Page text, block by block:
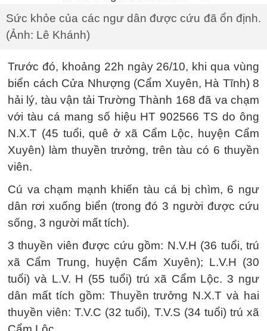
Sức khỏe của các ngư dân được cứu đã ổn định.
(Ảnh: Lê Khánh)
Trước đó, khoảng 22h ngày 26/10, khi qua vùng
biển cách Cửa Nhượng (Cẩm Xuyên, Hà Tĩnh) 8
hải lý, tàu vận tải Trường Thành 168 đã va chạm
với tàu cá mang số hiệu HT 902566 TS do ông
N.X.T (45 tuổi, quê ở xã Cẩm Lộc, huyện Cẩm
Xuyên) làm thuyền trưởng, trên tàu có 6 thuyền
viên.
Cú va chạm mạnh khiến tàu cá bị chìm, 6 ngư
dân rơi xuống biển (trong đó 3 người được cứu
sống, 3 người mất tích).
3 thuyền viên được cứu gồm: N.V.H (36 tuổi, trú
xã Cẩm Trung, huyện Cẩm Xuyên); L.V.H (30
tuổi) và L.V. H (55 tuổi) trú xã Cẩm Lộc. 3 ngư
dân mất tích gồm: Thuyền trưởng N.X.T và hai
thuyền viên: T.V.C (32 tuổi), T.V.S (34 tuổi) trú xã